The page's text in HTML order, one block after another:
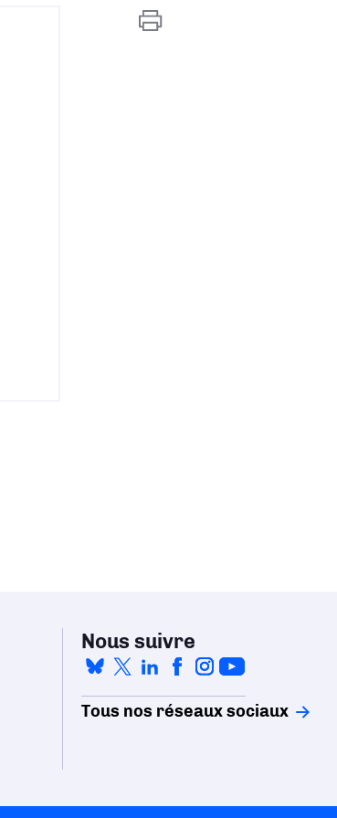
Nous suivre
Tous nos réseaux sociaux